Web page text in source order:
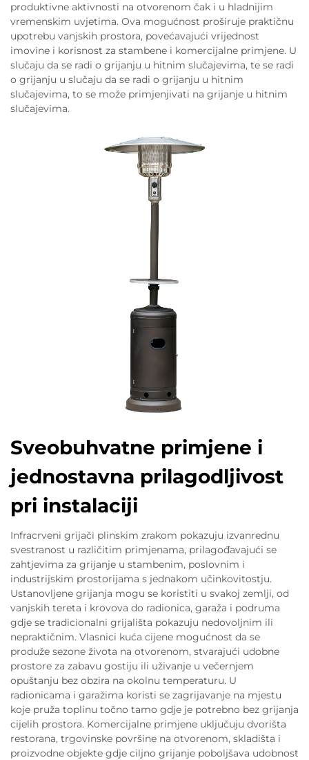
produktivne aktivnosti na otvorenom čak i u hladnijim
vremenskim uvjetima. Ova mogućnost proširuje praktičnu
upotrebu vanjskih prostora, povećavajući vrijednost
imovine i korisnost za stambene i komercijalne primjene. U
slučaju da se radi o grijanju u hitnim slučajevima, te se radi
o grijanju u slučaju da se radi o grijanju u hitnim
slučajevima, to se može primjenjivati na grijanje u hitnim
slučajevima.
Sveobuhvatne primjene i
jednostavna prilagodljivost
pri instalaciji
Infracrveni grijači plinskim zrakom pokazuju izvanrednu
svestranost u različitim primjenama, prilagođavajući se
zahtjevima za grijanje u stambenim, poslovnim i
industrijskim prostorijama s jednakom učinkovitostju.
Ustanovljene grijanja mogu se koristiti u svakoj zemlji, od
vanjskih tereta i krovova do radionica, garaža i podruma
gdje se tradicionalni grijališta pokazuju nedovoljnim ili
nepraktičnim. Vlasnici kuća cijene mogućnost da se
produže sezone života na otvorenom, stvarajući udobne
prostore za zabavu gostiju ili uživanje u večernjem
opuštanju bez obzira na okolnu temperaturu. U
radionicama i garažima koristi se zagrijavanje na mjestu
koje pruža toplinu točno tamo gdje je potrebno bez grijanja
cijelih prostora. Komercijalne primjene uključuju dvorišta
restorana, trgovinske površine na otvorenom, skladišta i
proizvodne objekte gdje ciljno grijanje poboljšava udobnost